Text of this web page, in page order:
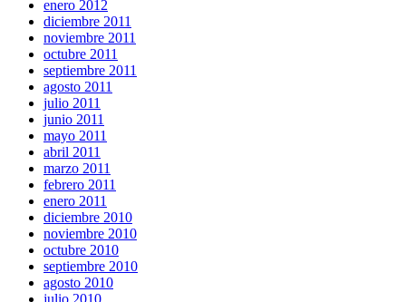
enero 2012
diciembre 2011
noviembre 2011
octubre 2011
septiembre 2011
agosto 2011
julio 2011
junio 2011
mayo 2011
abril 2011
marzo 2011
febrero 2011
enero 2011
diciembre 2010
noviembre 2010
octubre 2010
septiembre 2010
agosto 2010